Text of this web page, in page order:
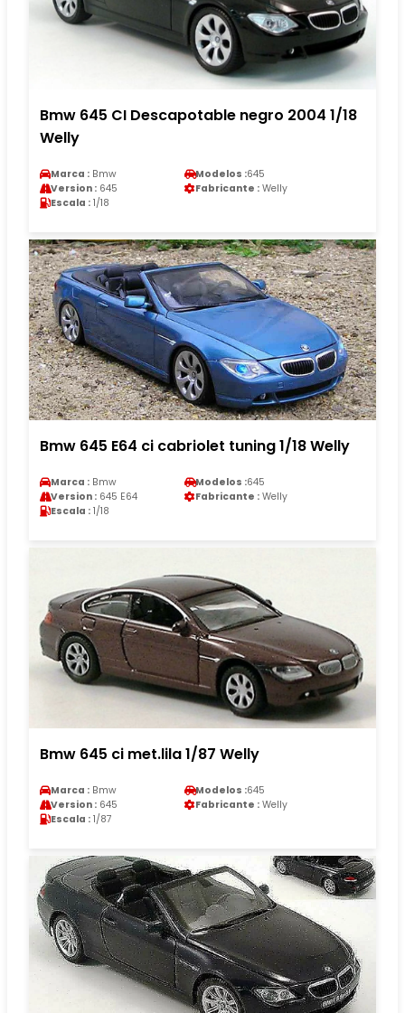
Bmw 645 CI Descapotable negro 2004 1/18
Welly
Marca : Bmw Modelos :645
Version : 645 Fabricante : Welly
Escala : 1/18
Bmw 645 E64 ci cabriolet tuning 1/18 Welly
Marca : Bmw Modelos :645
Version : 645 E64 Fabricante : Welly
Escala : 1/18
Bmw 645 ci met.lila 1/87 Welly
Marca : Bmw Modelos :645
Version : 645 Fabricante : Welly
Escala : 1/87